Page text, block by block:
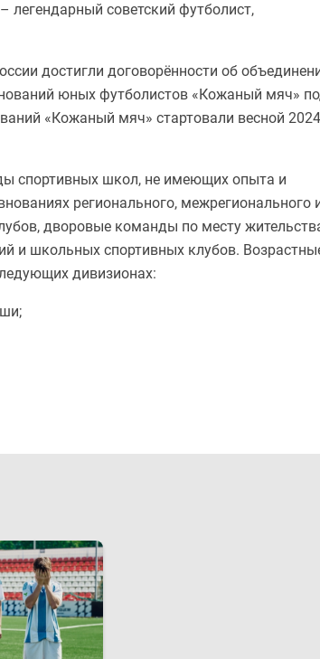
советский футболист,
достигли договорённости об
юных футболистов «Кожаный мяч»
«Кожаный мяч» стартовали весной 2024
спортивных школ, не имеющих опыта и
регионального, межрегионального
дворовые команды по месту
и школьных спортивных клубов.
дивизионах: